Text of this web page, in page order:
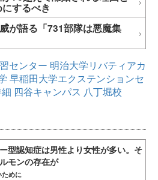
するべき
が語る「731部隊は悪魔集
センター 明治大学リバティアカ
早稲田大学エクステンションセ
四谷キャンパス 八丁堀校
型認知症は男性より女性が多い。そ
モンの存在が
めに